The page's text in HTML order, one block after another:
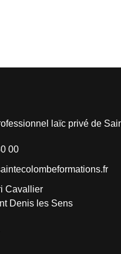
laïc privé de
00
Cavallier
Denis les Sens